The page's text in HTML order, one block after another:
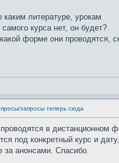
литературе, урокам
курса нет, он будет?
форме они проводятся,
запросы теперь сюда
в
под конкретный курс и
за анонсами. Спасибо.